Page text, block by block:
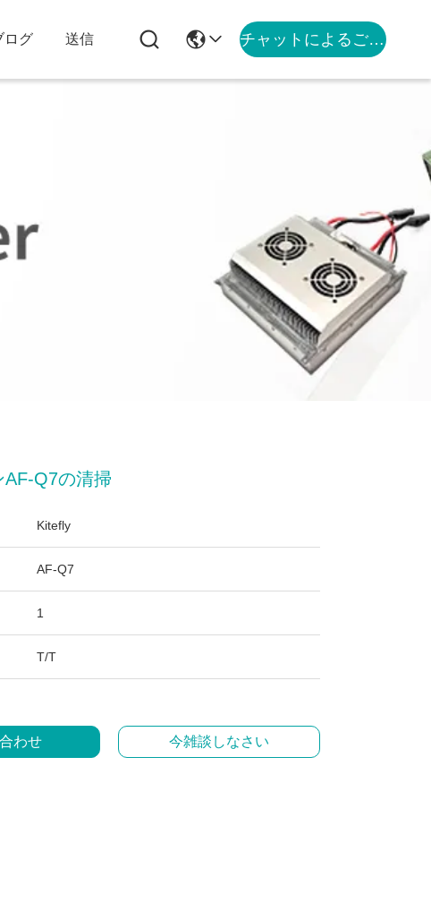
ログ 送信 チャットによるご相談
AF-Q7の清掃
Kitefly
AF-Q7
1
T/T
わせ 今雑談しなさい